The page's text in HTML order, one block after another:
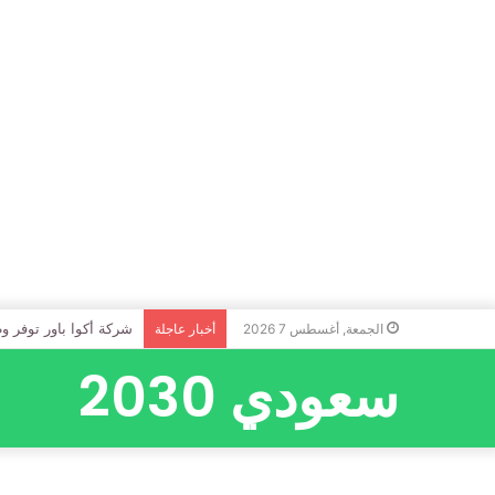
الجمعة, أغسطس 7 2026 أخبار عاجلة شركة أكوا باور توفر
سعودي 2030